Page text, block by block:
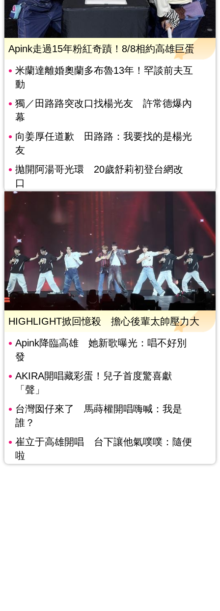
Apink走過15年粉紅奇蹟！8/8相約高雄巨蛋
米蘭達離婚奧蘭多布魯13年！罕談前夫互
動
獨／田路路突改口找楊光友 許常德爆內
幕
向姜厚任道歉 田路路：我要找的是楊光
友
拋開阿湯哥光環 20歲舒莉初登台網改
口
HIGHLIGHT掀回憶殺 擔心後輩太帥壓力大
Apink降臨高雄 她新歌曝光：唱不好別
發
AKIRA開唱藏彩蛋！兒子首度驚喜獻
「聲」
台灣囡仔來了 馬蒔權開唱嗨喊：我是
誰？
崔立于高雄開唱 台下讓他氣噗噗：隨便
啦